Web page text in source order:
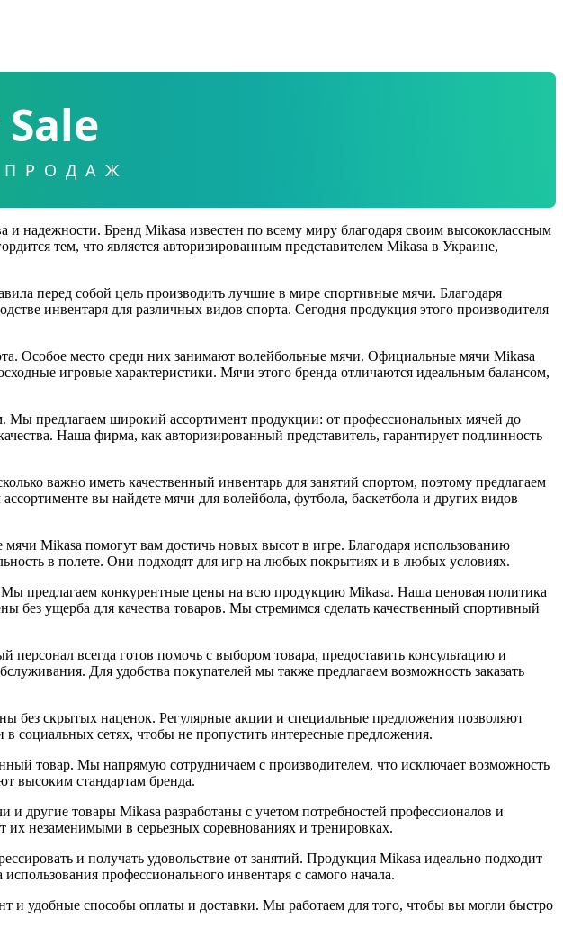
надежности. Бренд Mikasa известен по всему миру благодаря своим высококлассным
тем, что является авторизированным представителем Mikasa в Украине,
перед собой цель производить лучшие в мире спортивные мячи. Благодаря
инвентаря для различных видов спорта. Сегодня продукция этого производителя
Особое место среди них занимают волейбольные мячи. Официальные мячи Mikasa
игровые характеристики. Мячи этого бренда отличаются идеальным балансом,
предлагаем широкий ассортимент продукции: от профессиональных мячей до
Наша фирма, как авторизированный представитель, гарантирует подлинность
важно иметь качественный инвентарь для занятий спортом, поэтому предлагаем
вы найдете мячи для волейбола, футбола, баскетбола и других видов
Mikasa помогут вам достичь новых высот в игре. Благодаря использованию
в полете. Они подходят для игр на любых покрытиях и в любых условиях.
предлагаем конкурентные цены на всю продукцию Mikasa. Наша ценовая политика
без ущерба для качества товаров. Мы стремимся сделать качественный спортивный
всегда готов помочь с выбором товара, предоставить консультацию и
Для удобства покупателей мы также предлагаем возможность заказать
скрытых наценок. Регулярные акции и специальные предложения позволяют
социальных сетях, чтобы не пропустить интересные предложения.
товар. Мы напрямую сотрудничаем с производителем, что исключает возможность
высоким стандартам бренда.
другие товары Mikasa разработаны с учетом потребностей профессионалов и
незаменимыми в серьезных соревнованиях и тренировках.
и получать удовольствие от занятий. Продукция Mikasa идеально подходит
профессионального инвентаря с самого начала.
и удобные способы оплаты и доставки. Мы работаем для того, чтобы вы могли быстро